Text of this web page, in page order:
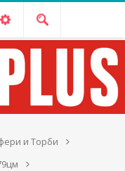
и Торби